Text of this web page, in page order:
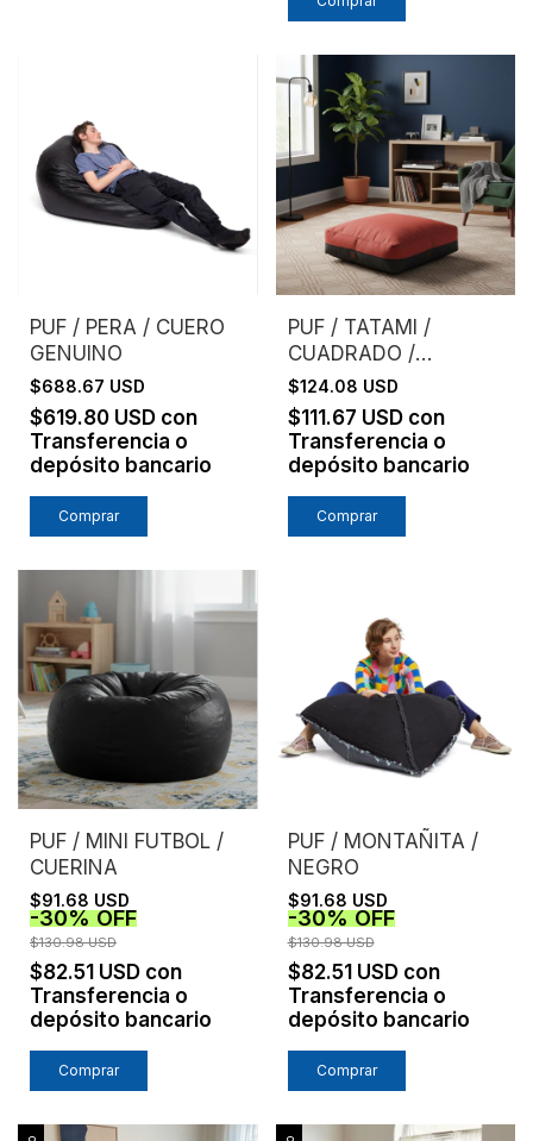
PUF / PERA / CUERO
GENUINO
$688.67 USD
$619.80 USD con
Transferencia o
depósito bancario
PUF / TATAMI /
CUADRADO /
GRANDE
$124.08 USD
$111.67 USD con
Transferencia o
depósito bancario
PUF / MINI FUTBOL /
CUERINA
$91.68 USD
-30%OFF
$130.98 USD
$82.51 USD con
Transferencia o
depósito bancario
PUF / MONTAÑITA /
NEGRO
$91.68 USD
-30%OFF
$130.98 USD
$82.51 USD con
Transferencia o
depósito bancario